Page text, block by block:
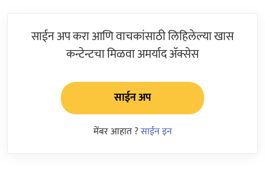
साईन अप करा आणि वाचकांसाठी लिहिलेल्या खास
कन्टेन्टचा मिळवा अमर्याद ॲक्सेस
साईन अप
मेंबर आहात ?साईन इन